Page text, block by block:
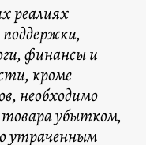
реалиях
финансы и
кроме
необходимо
товара убытком,
утраченным